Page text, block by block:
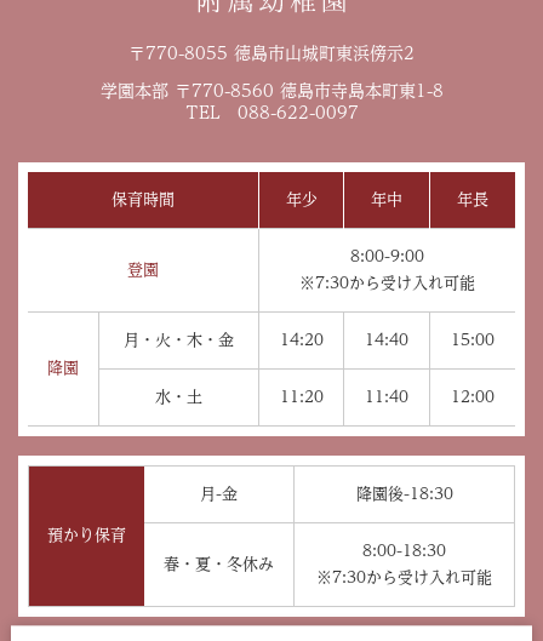
〒770-8055 徳島市山城町東浜傍示2
学園本部 〒770-8560 徳島市寺島本町東1-8
TEL 088-622-0097
保育時間 年少 年中 年長
登園
8:00-9:00
※7:30から受け入れ可能
降園
月・火・木・金 14:20 14:40 15:00
水・土 11:20 11:40 12:00
預かり保育
月-金 降園後-18:30
春・夏・冬休み
8:00-18:30
※7:30から受け入れ可能